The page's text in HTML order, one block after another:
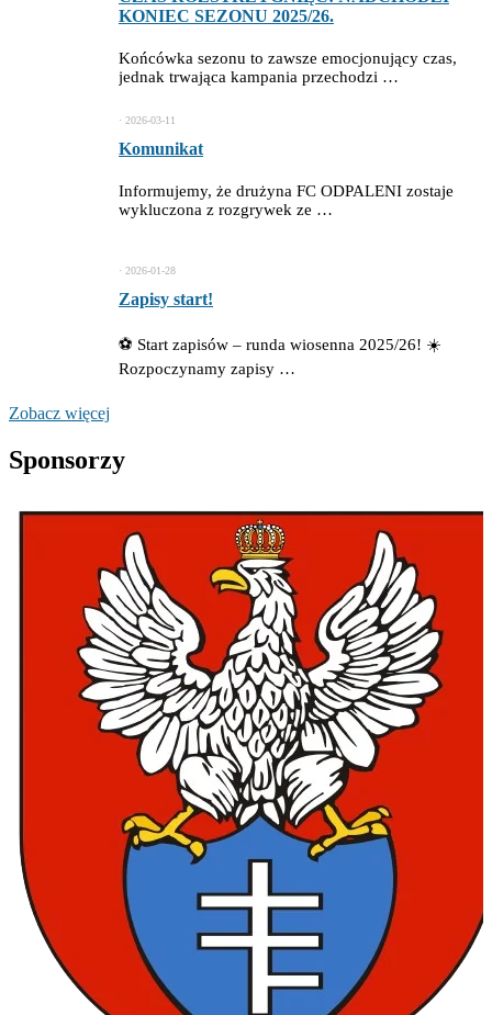
KONIEC SEZONU 2025/26.
Końcówka sezonu to zawsze emocjonujący czas,
jednak trwająca kampania przechodzi …
Komunikat
⋅ 2026-03-11
Informujemy, że drużyna FC ODPALENI zostaje
wykluczona z rozgrywek ze …
Zapisy start!
⋅ 2026-01-28
⚽ Start zapisów – runda wiosenna 2025/26! ☀️
Rozpoczynamy zapisy …
Zobacz więcej
Sponsorzy